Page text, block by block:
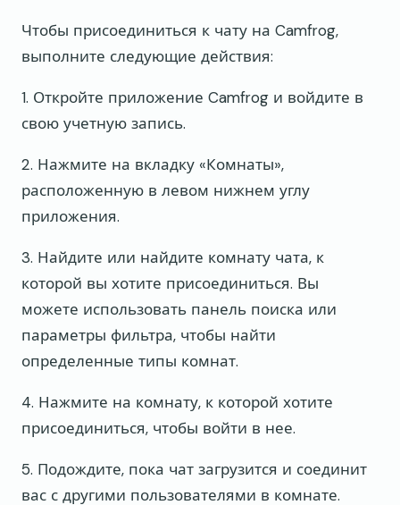
Чтобы присоединиться к чату на Camfrog,
выполните следующие действия:
1. Откройте приложение Camfrog и войдите в
свою учетную запись.
2. Нажмите на вкладку «Комнаты»,
расположенную в левом нижнем углу
приложения.
3. Найдите или найдите комнату чата, к
которой вы хотите присоединиться. Вы
можете использовать панель поиска или
параметры фильтра, чтобы найти
определенные типы комнат.
4. Нажмите на комнату, к которой хотите
присоединиться, чтобы войти в нее.
5. Подождите, пока чат загрузится и соединит
вас с другими пользователями в комнате.